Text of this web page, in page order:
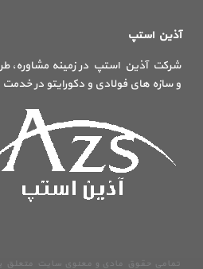
آذین استپ
شرکت آذین استپ در زمینه مشاوره،
و سازه های فولادی و دکورایتو در
تمامی حقوق مادی و معنوی سایت متعلق